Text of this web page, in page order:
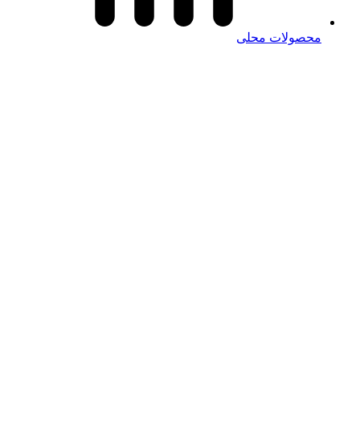
محصولات محلی